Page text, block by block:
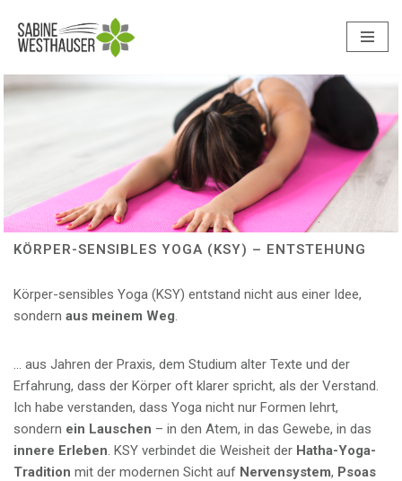
Zum
springen
KÖRPER-SENSIBLES YOGA (KSY) – ENTSTEHUNG
Körper-sensibles Yoga (KSY) entstand nicht aus einer Idee,
sondern aus meinem Weg
… aus Jahren der Praxis, dem Studium alter Texte und der
Erfahrung, dass der Körper oft klarer spricht, als der Verstand.
Ich habe verstanden, dass Yoga nicht nur Formen lehrt,
sondern ein Lauschen – in den Atem, in das Gewebe, in das
innere Erleben . KSY verbindet die Weisheit der Hatha-Yoga-
Tradition mit der modernen Sicht auf Nervensystem, Psoas